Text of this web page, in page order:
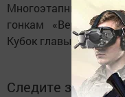
Многоэтапные
гонкам «Верность
Кубок главы района
Следите за